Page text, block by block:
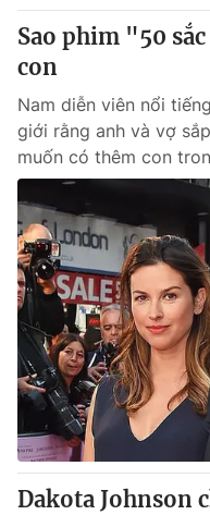
Sao phim "50
con
Nam diễn viên nổi
giới rằng anh và vợ
muốn có thêm con
Dakota Johnson